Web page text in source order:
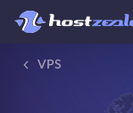
VPS